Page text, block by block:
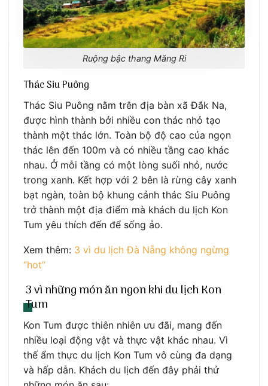
Ruộng bậc thang Măng Ri
Thác Siu Puông
Thác Siu Puông nằm trên địa bàn xã Đắk Na,
được hình thành bởi nhiều con thác nhỏ tạo
thành một thác lớn. Toàn bộ độ cao của ngọn
thác lên đến 100m và có nhiều tầng cao khác
nhau. Ở mỗi tầng có một lòng suối nhỏ, nước
trong xanh. Kết hợp với 2 bên là rừng cây xanh
bạt ngàn, toàn bộ khung cảnh thác Siu Puông
trở thành một địa điểm mà khách du lịch Kon
Tum yêu thích đến để sống ảo.
Xem thêm: 3 vì du lịch Đà Nẵng không ngừng
“hot”
3 vì những món ăn ngon khi du lịch Kon
Tum
Kon Tum được thiên nhiên ưu đãi, mang đến
nhiều loại động vật và thực vật khác nhau. Vì
thế ẩm thực du lịch Kon Tum vô cùng đa dạng
và hấp dẫn. Khách du lịch đến đây phải thử